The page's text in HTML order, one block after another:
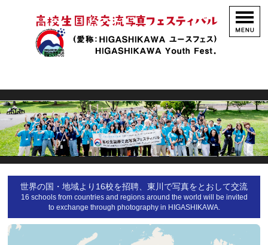
世界の国・地域より16校を招聘、東川で写真をとおして交流
16 schools from countries and regions around the world will be invited
to exchange through photography in HIGASHIKAWA.